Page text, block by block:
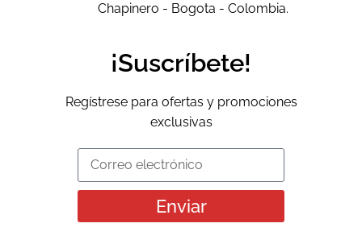
Chapinero - Bogota - Colombia.
¡Suscríbete!
Regístrese para ofertas y promociones
exclusivas
Enviar